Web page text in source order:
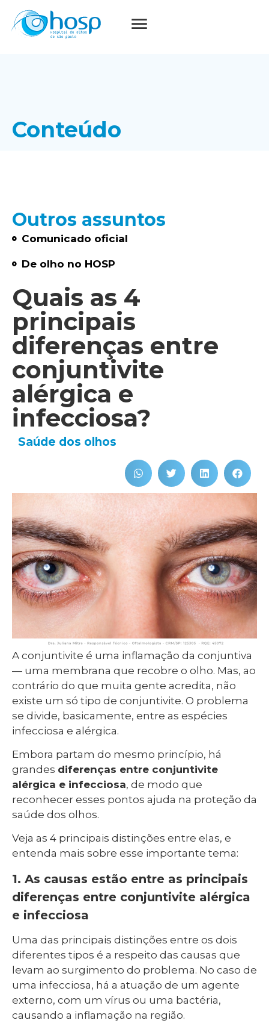
Conteúdo
Outros assuntos
Comunicado oficial
De olho no HOSP
Quais as 4
principais
diferenças entre
conjuntivite
alérgica e
infecciosa?
Saúde dos olhos
A conjuntivite é uma inflamação da conjuntiva
— uma membrana que recobre o olho. Mas, ao
contrário do que muita gente acredita, não
existe um só tipo de conjuntivite. O problema
se divide, basicamente, entre as espécies
infecciosa e alérgica.
Embora partam do mesmo princípio, há
grandes diferenças entre conjuntivite
alérgica e infecciosa, de modo que
reconhecer esses pontos ajuda na proteção da
saúde dos olhos.
Veja as 4 principais distinções entre elas, e
entenda mais sobre esse importante tema:
1. As causas estão entre as principais
diferenças entre conjuntivite alérgica
e infecciosa
Uma das principais distinções entre os dois
diferentes tipos é a respeito das causas que
levam ao surgimento do problema. No caso de
uma infecciosa, há a atuação de um agente
externo, com um vírus ou uma bactéria,
causando a inflamação na região.